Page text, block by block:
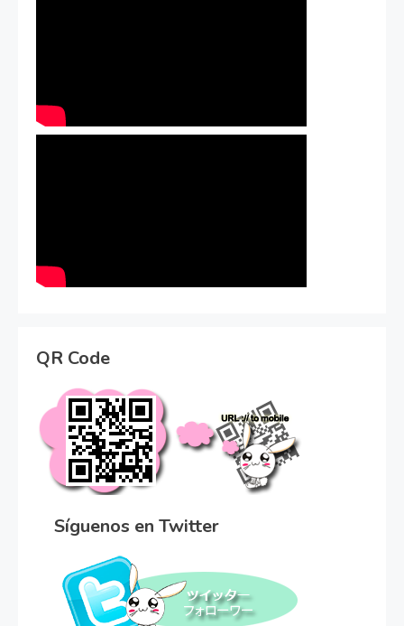
QR Code
Síguenos en Twitter